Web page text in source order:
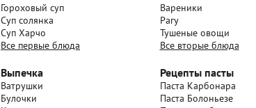
Гороховый суп
Суп солянка
Суп Харчо
Все первые блюда
Вареники
Рагу
Тушеные овощи
Все вторые блюда
Выпечка
Ватрушки
Булочки
Рецепты пасты
Паста Карбонара
Паста Болоньезе